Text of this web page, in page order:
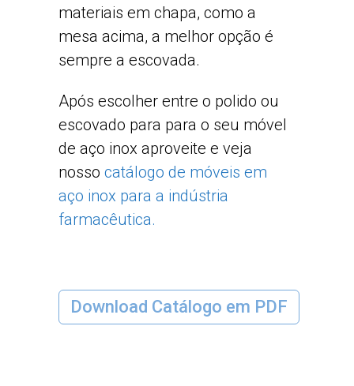
materiais em chapa, como a
mesa acima, a melhor opção é
sempre a escovada.
Após escolher entre o polido ou
escovado para para o seu móvel
de aço inox aproveite e veja
nosso catálogo de móveis em
aço inox para a indústria
farmacêutica.
Download Catálogo em PDF